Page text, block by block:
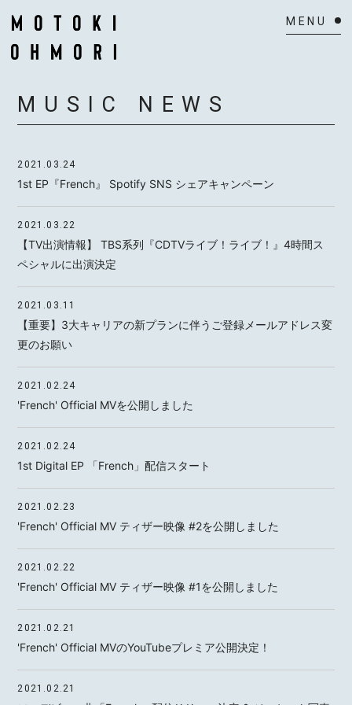
STAFF
NEWS
SCHEDULE
BIOGRAPHY
VIDEO
DISCOGRAPHY
ACTOR
MAIL MAGAZINE
MUSIC NEWS
2021.03.24
1st EP『French』 Spotify SNS シェアキャンペーン
2021.03.22
【TV出演情報】 TBS系列『CDTVライブ！ライブ！』4時間ス
ペシャルに出演決定
2021.03.11
【重要】3大キャリアの新プランに伴うご登録メールアドレス変
更のお願い
2021.02.24
'French' Official MVを公開しました
2021.02.24
1st Digital EP 「French」配信スタート
2021.02.23
'French' Official MV ティザー映像 #2を公開しました
2021.02.22
'French' Official MV ティザー映像 #1を公開しました
2021.02.21
'French' Official MVのYouTubeプレミア公開決定！
2021.02.21